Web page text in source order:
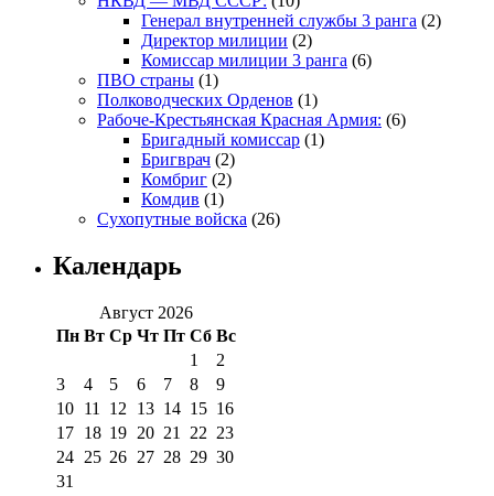
Генерал внутренней службы 3 ранга (2)
Директор милиции (2)
Комиссар милиции 3 ранга (6)
ПВО страны (1)
Полководческих Орденов (1)
Рабоче-Крестьянская Красная Армия: (6)
Бригадный комиссар (1)
Бригврач (2)
Комбриг (2)
Комдив (1)
Сухопутные войска (26)
Календарь
Август 2026
Пн Вт Ср Чт Пт Сб Вс
1
2
3
4 5 6 7 8
9
10 11 12 13 14 15 16
17 18 19 20 21 22 23
24 25 26 27 28 29 30
31